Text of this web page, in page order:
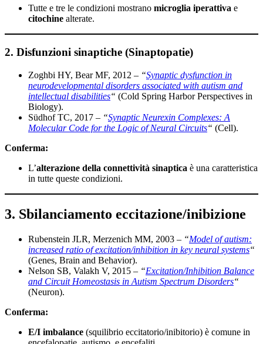
Tutte e tre le condizioni mostrano microglia iperattiva e
citochine alterate.
2. Disfunzioni sinaptiche (Sinaptopatie)
Zoghbi HY, Bear MF, 2012 – “Synaptic dysfunction in
neurodevelopmental disorders associated with autism and
intellectual disabilities“ (Cold Spring Harbor Perspectives in
Biology).
Südhof TC, 2017 – “Synaptic Neurexin Complexes: A
Molecular Code for the Logic of Neural Circuits“ (Cell).
Conferma:
L’alterazione della connettività sinaptica è una caratteristica
in tutte queste condizioni.
3. Sbilanciamento eccitazione/inibizione
Rubenstein JLR, Merzenich MM, 2003 – “Model of autism:
increased ratio of excitation/inhibition in key neural systems“
(Genes, Brain and Behavior).
Nelson SB, Valakh V, 2015 – “Excitation/Inhibition Balance
and Circuit Homeostasis in Autism Spectrum Disorders“
(Neuron).
Conferma:
E/I imbalance (squilibrio eccitatorio/inibitorio) è comune in